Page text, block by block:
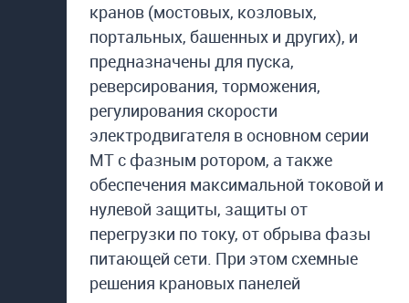
кранов (мостовых, козловых,
портальных, башенных и других), и
предназначены для пуска,
реверсирования, торможения,
регулирования скорости
электродвигателя в основном серии
МТ с фазным ротором, а также
обеспечения максимальной токовой и
нулевой защиты, защиты от
перегрузки по току, от обрыва фазы
питающей сети. При этом схемные
решения крановых панелей